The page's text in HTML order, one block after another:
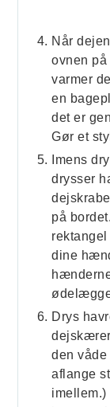
Når
ovnen på
varmer
en
det er
Gør et
Imens
drysser
på
dine
Drys
den
aflange
imellem.)